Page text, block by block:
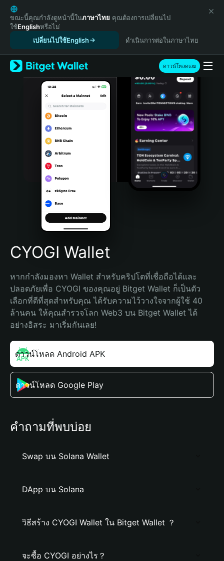
English
日本語
Tiếng Việt
Español (Latinoamérica)
Türkçe
Italiano
Português (Portugal)
Bahasa Indonesia
Português (Brasil)
Español (Argentina)
ขณะนี้คุณกำลังดูหน้านี้ในภาษาไทย คุณต้องการเปลี่ยนไป
ใช้Englishหรือไม่
เปลี่ยนไปใช้English
ดำเนินการต่อในภาษาไทย
ดาวน์โหลดเลย
CYOGI Wallet
หากกำลังมองหา Wallet สำหรับคริปโตที่เชื่อถือได้และ
ปลอดภัยเพื่อ CYOGI ของคุณอยู่ Bitget Wallet ก็เป็นตัว
เลือกที่ดีที่สุดสำหรับคุณ ได้รับความไว้วางใจจากผู้ใช้ 40
ล้านคน ให้คุณสำรวจโลก Web3 บน Bitget Wallet ได้
อย่างอิสระ มาเริ่มกันเลย!
ดาวน์โหลด Android APK
ดาวน์โหลด Google Play
คำถามที่พบบ่อย
Swap บน Solana Wallet
DApp บน Solana
วิธีสร้าง CYOGI Wallet ใน Bitget Wallet ？
จะซื้อ CYOGI อย่างไร？